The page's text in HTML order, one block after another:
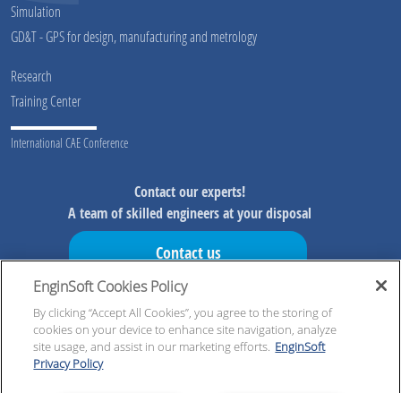
Simulation
GD&T - GPS for design, manufacturing and metrology
Research
Training Center
International CAE Conference
Contact our experts!
A team of skilled engineers at your disposal
Contact us
Don't miss our initiatives!
Preview information on our initiatives, exclusive resources and
updates!
EnginSoft Cookies Policy
By clicking “Accept All Cookies”, you agree to the storing of
cookies on your device to enhance site navigation, analyze
site usage, and assist in our marketing efforts. EnginSoft
Privacy Policy